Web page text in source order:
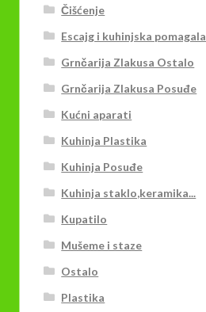
Čišćenje
Escajg i kuhinjska pomagala
Grnčarija Zlakusa Ostalo
Grnčarija Zlakusa Posuđe
Kućni aparati
Kuhinja Plastika
Kuhinja Posuđe
Kuhinja staklo,keramika...
Kupatilo
Mušeme i staze
Ostalo
Plastika